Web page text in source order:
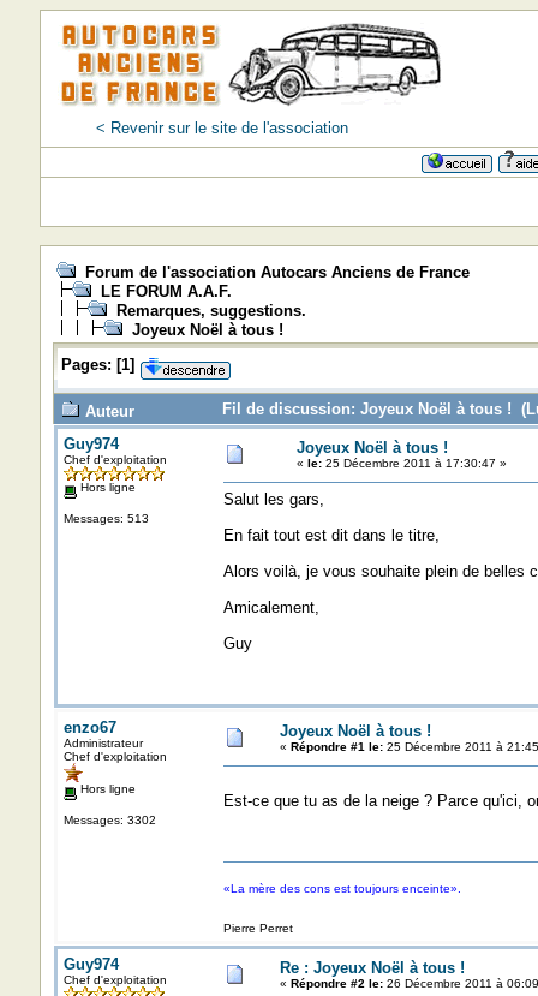
< Revenir sur le site de l'association
Forum de l'association Autocars Anciens de France
LE FORUM A.A.F.
Remarques, suggestions.
Joyeux Noël à tous !
Pages: [1]
Auteur
Fil de discussion: Joyeux Noël à tous !
Guy974
Chef d'exploitation
Hors ligne
Messages: 513
Joyeux Noël à tous !
« le:25 Décembre 2011 à 17:30:47 »
Salut les gars,
En fait tout est dit dans le titre,
Alors voilà, je vous souhaite plein de belles
Amicalement,
Guy
enzo67
Administrateur
Chef d'exploitation
Hors ligne
Messages: 3302
Joyeux Noël à tous !
« Répondre #1 le:25 Décembre 2011 à
Est-ce que tu as de la neige ? Parce qu'ici,
«La mère des cons est toujours enceinte».
Pierre Perret
Guy974
Chef d'exploitation
Re : Joyeux Noël à tous !
« Répondre #2 le:26 Décembre 2011 à